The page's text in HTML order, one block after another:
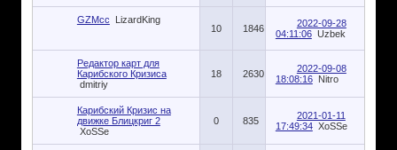
GZMcc
LizardKing
10
1846
2022-09-28
04:11:06 Uzbek
Редактор карт для
Карибского Кризиса
dmitriy
18 2630
2022-09-08
18:08:16 Nitro
Карибский Кризис на
движке Блицкриг 2
XoSSe
0 835
2021-01-11
17:49:34 XoSSe